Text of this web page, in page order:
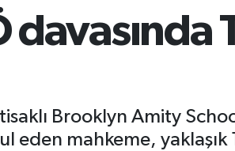
Brooklyn Amity
eden mahkeme,